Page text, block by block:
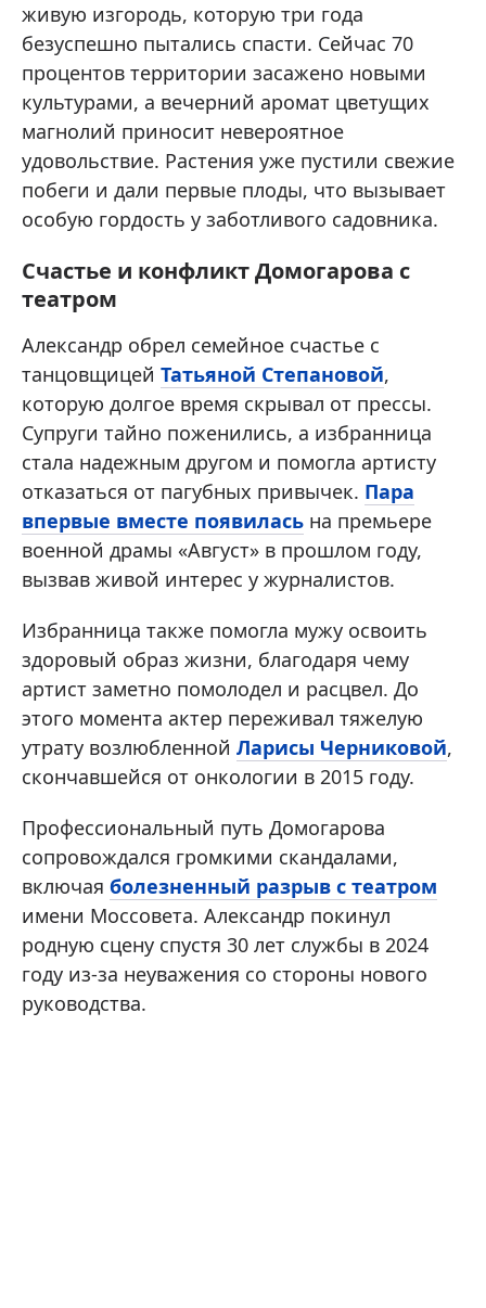
живую изгородь, которую три года
безуспешно пытались спасти. Сейчас 70
процентов территории засажено новыми
культурами, а вечерний аромат цветущих
магнолий приносит невероятное
удовольствие. Растения уже пустили свежие
побеги и дали первые плоды, что вызывает
особую гордость у заботливого садовника.
Счастье и конфликт Домогарова с
театром
Александр обрел семейное счастье с
танцовщицей Татьяной Степановой,
которую долгое время скрывал от прессы.
Супруги тайно поженились, а избранница
стала надежным другом и помогла артисту
отказаться от пагубных привычек. Пара
впервые вместе появилась на премьере
военной драмы «Август» в прошлом году,
вызвав живой интерес у журналистов.
Избранница также помогла мужу освоить
здоровый образ жизни, благодаря чему
артист заметно помолодел и расцвел. До
этого момента актер переживал тяжелую
утрату возлюбленной Ларисы Черниковой,
скончавшейся от онкологии в 2015 году.
Профессиональный путь Домогарова
сопровождался громкими скандалами,
включая болезненный разрыв с театром
имени Моссовета. Александр покинул
родную сцену спустя 30 лет службы в 2024
году из-за неуважения со стороны нового
руководства.